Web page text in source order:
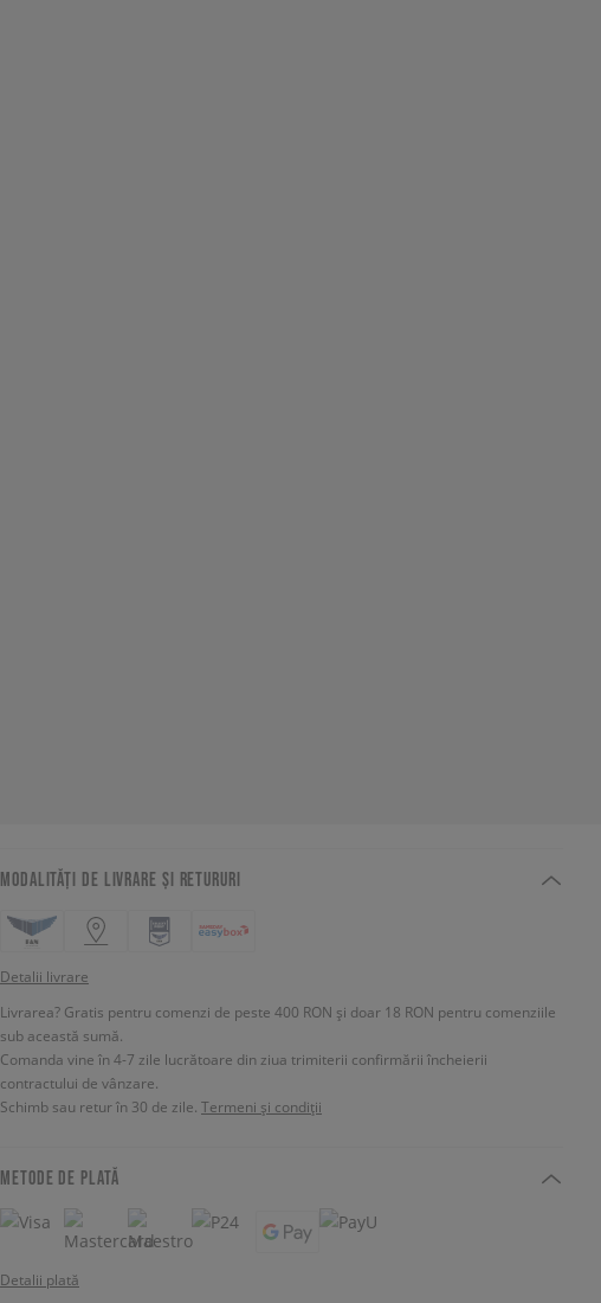
MODALITĂȚI DE LIVRARE ȘI RETURURI
Detalii livrare
Livrarea? Gratis pentru comenzi de peste 400 RON și doar 18 RON pentru comenziile
sub această sumă.
Comanda vine în 4-7 zile lucrătoare din ziua trimiterii confirmării încheierii
contractului de vânzare.
Schimb sau retur în 30 de zile. Termeni și condiții
METODE DE PLATĂ
Detalii plată